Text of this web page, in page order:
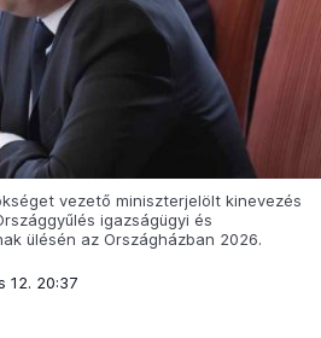
vezető miniszterjelölt kinevezés
igazságügyi és
ülésén az Országházban 2026.
12. 20:37